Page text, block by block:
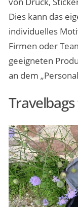
Dies kann das
individuelles
Firmen oder
geeigneten
an dem